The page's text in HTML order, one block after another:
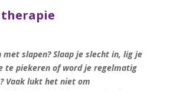
slapen? Slaap je slecht in, lig je
te piekeren of word je regelmatig
Vaak lukt het niet om